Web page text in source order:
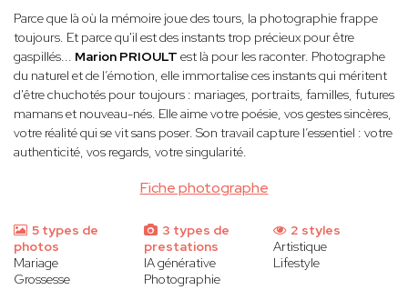
Fiche photographe
Parce que là où la mémoire joue des tours, la photographie frappe
toujours. Et parce qu'il est des instants trop précieux pour être
gaspillés... Marion PRIOULT est là pour les raconter. Photographe
du naturel et de l’émotion, elle immortalise ces instants qui méritent
d'être chuchotés pour toujours : mariages, portraits, familles, futures
mamans et nouveau-nés. Elle aime votre poésie, vos gestes sincères,
votre réalité qui se vit sans poser. Son travail capture l’essentiel : votre
authenticité, vos regards, votre singularité.
5 types de
photos
Mariage
Grossesse
3 types de
prestations
IA générative
Photographie
2 styles
Artistique
Lifestyle